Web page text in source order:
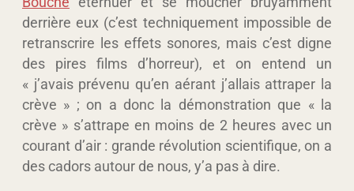
derrière eux (c’est techniquement impossible de
retranscrire les effets sonores, mais c’est digne
des pires films d’horreur), et on entend un
« j’avais prévenu qu’en aérant j’allais attraper la
crève » ; on a donc la démonstration que « la
crève » s’attrape en moins de 2 heures avec un
courant d’air : grande révolution scientifique, on a
des cadors autour de nous, y’a pas à dire.